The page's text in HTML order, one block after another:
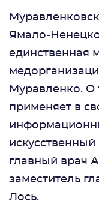
Ямало-
единственная
Муравленко. О
применяет в
главный врач
заместитель
Лось.